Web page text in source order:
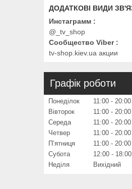
Инстаграмм
@_tv_shop
Сообщество Viber
tv-shop.kiev.ua акции
Графік роботи
Понеділок 11:00
20:00
Вівторок
11:00
20:00
Середа
11:00
20:00
Четвер
11:00
20:00
Пʼятниця
11:00
20:00
Субота
12:00
18:00
Неділя
Вихідний